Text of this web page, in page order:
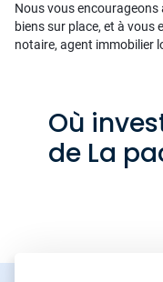
Nous vous
biens sur place, et à
notaire, agent immobilier
Où
de La